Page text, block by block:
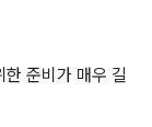
준비가 매우 길